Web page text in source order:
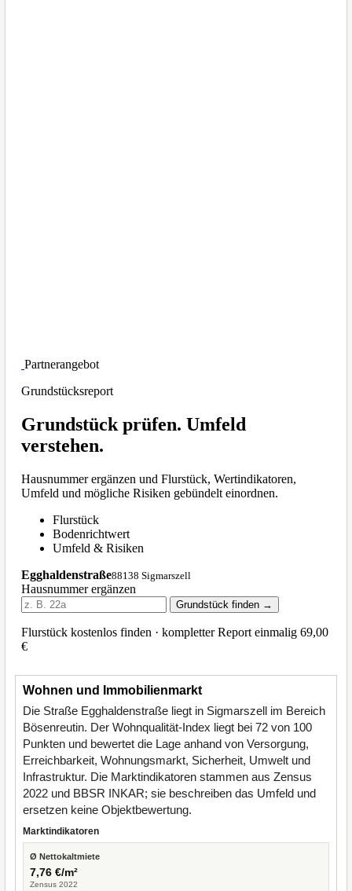
Wohnen und Immobilienmarkt
Die Straße Egghaldenstraße liegt in Sigmarszell im Bereich
Bösenreutin. Der Wohnqualität-Index liegt bei 72 von 100
Punkten und bewertet die Lage anhand von Versorgung,
Erreichbarkeit, Wohnungsmarkt, Sicherheit, Umwelt und
Infrastruktur. Die Marktindikatoren stammen aus Zensus
2022 und BBSR INKAR; sie beschreiben das Umfeld und
ersetzen keine Objektbewertung.
Marktindikatoren
Ø Nettokaltmiete
7,76 €/m²
Zensus 2022